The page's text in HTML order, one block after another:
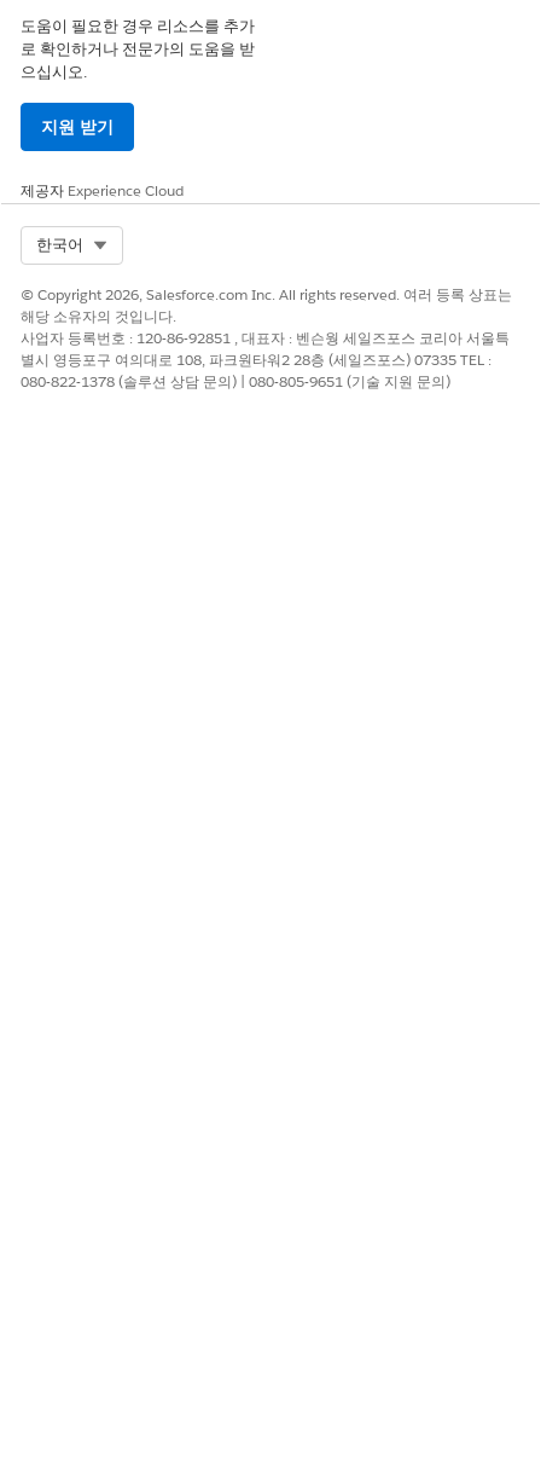
도움이 필요한 경우 리소스를 추가
로 확인하거나 전문가의 도움을 받
으십시오.
지원 받기
제공자 Experience Cloud
한국어
© Copyright 2026, Salesforce.com Inc. All rights reserved. 여러 등록 상표는
해당 소유자의 것입니다.
사업자 등록번호 : 120-86-92851 , 대표자 : 벤슨웡 세일즈포스 코리아 서울특
별시 영등포구 여의대로 108, 파크원타워2 28층 (세일즈포스) 07335 TEL :
080-822-1378 (솔루션 상담 문의) | 080-805-9651 (기술 지원 문의)